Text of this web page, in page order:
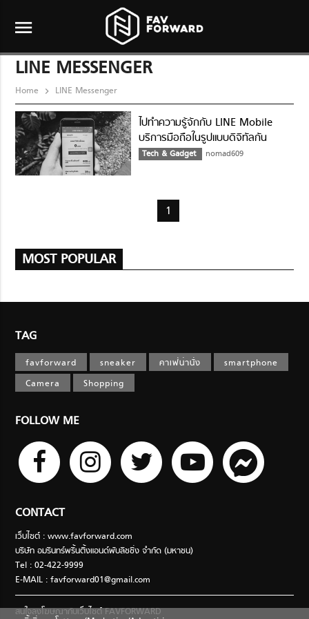
menu
LINE MESSENGER
Home LINE Messenger
ไปทำความรู้จักกับ LINE Mobile
บริการมือถือในรูปแบบดิจิทัลกัน
Tech & Gadget nomad609
1
MOST POPULAR
TAG
favforward sneaker คาเฟ่น่านั่ง
smartphone
Camera
Shopping
FOLLOW ME
CONTACT
เว็บไซต์ : www.favforward.com
บริษัท อมรินทร์พริ้นติ้งแอนด์พับลิชชิ่ง จำกัด (มหาชน)
Tel : 02-422-9999
E-MAIL :favforward01@gmail.com
สนใจลงโฆษณากับเว็บไซต์ FAVFORWARD